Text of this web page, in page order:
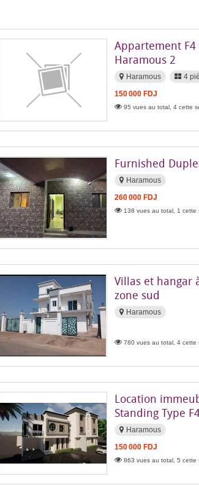
Appartement
Haramous 2
Haramous
4
150 000 FDJ
95 vues au total, 4 cette
Furnished
Haramous
260 000 FDJ
138 vues au total, 1 cette
Villas et hangar
zone sud
Haramous
780 vues au total, 4 cette
Location
Standing Type
Haramous
150 000 FDJ
863 vues au total, 5 cette